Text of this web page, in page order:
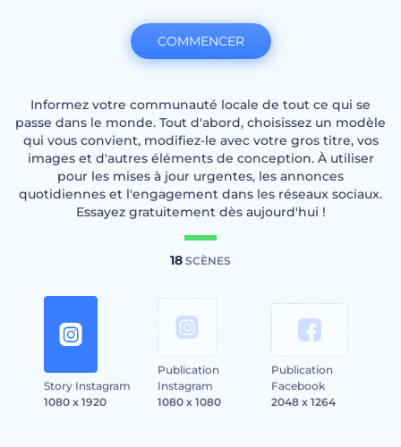
Informez votre communauté locale de tout ce qui se
passe dans le monde. Tout d'abord, choisissez un modèle
qui vous convient, modifiez-le avec votre gros titre, vos
images et d'autres éléments de conception. À utiliser
pour les mises à jour urgentes, les annonces
quotidiennes et l'engagement dans les réseaux sociaux.
Essayez gratuitement dès aujourd'hui !
18 SCÈNES
Story Instagram
1080 x 1920
Publication
Instagram
1080 x 1080
Publication
Facebook
2048 x 1264
COMMENCER